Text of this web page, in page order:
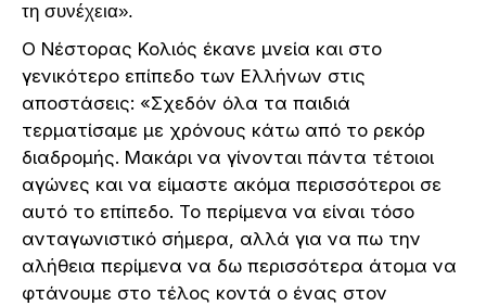
τη συνέχεια».
Ο Νέστορας Κολιός έκανε μνεία και στο
γενικότερο επίπεδο των Ελλήνων στις
αποστάσεις: «Σχεδόν όλα τα παιδιά
τερματίσαμε με χρόνους κάτω από το ρεκόρ
διαδρομής. Μακάρι να γίνονται πάντα τέτοιοι
αγώνες και να είμαστε ακόμα περισσότεροι σε
αυτό το επίπεδο. Το περίμενα να είναι τόσο
ανταγωνιστικό σήμερα, αλλά για να πω την
αλήθεια περίμενα να δω περισσότερα άτομα να
φτάνουμε στο τέλος κοντά ο ένας στον